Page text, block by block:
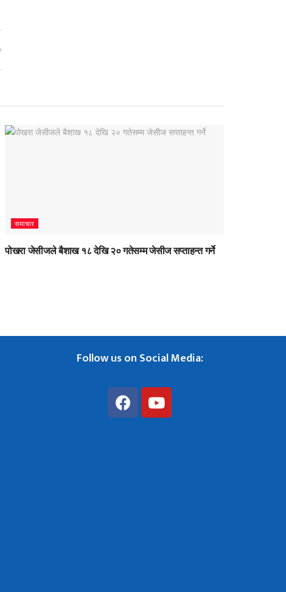
समाचार
पोखरा जेसीजले बैशाख १८ देखि २० गतेसम्म जेसीज सप्ताहन्त गर्ने
Follow us on Social Media: